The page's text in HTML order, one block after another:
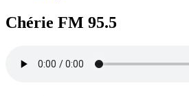
Chérie FM 95.5